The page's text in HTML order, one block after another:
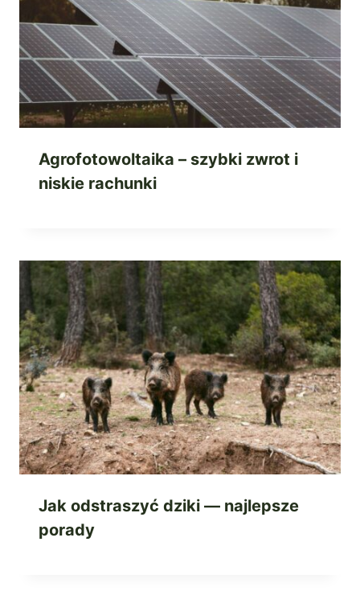
Agrofotowoltaika – szybki zwrot i
niskie rachunki
Jak odstraszyć dziki — najlepsze
porady